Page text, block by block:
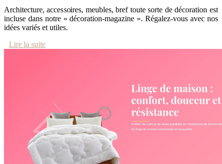
Architecture, accessoires, meubles, bref toute sorte de décoration est
incluse dans notre « décoration-magazine ». Régalez-vous avec nos
idées variés et utiles.
Lire la suite